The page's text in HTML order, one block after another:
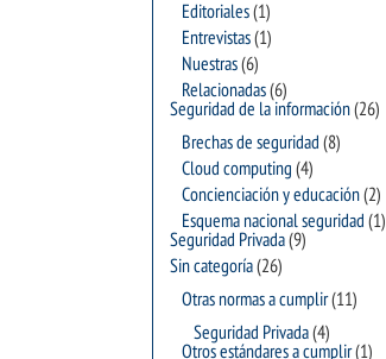
Editoriales(1)
Entrevistas(1)
Nuestras(6)
Relacionadas(6)
Seguridad de la información(26)
Brechas de seguridad (8)
Cloud computing (4)
Concienciación y educación(2)
Esquema nacional seguridad (1)
Seguridad Privada(9)
Sin categoría(26)
Otras normas a cumplir(11)
Seguridad Privada(4)
Otros estándares a cumplir(1)